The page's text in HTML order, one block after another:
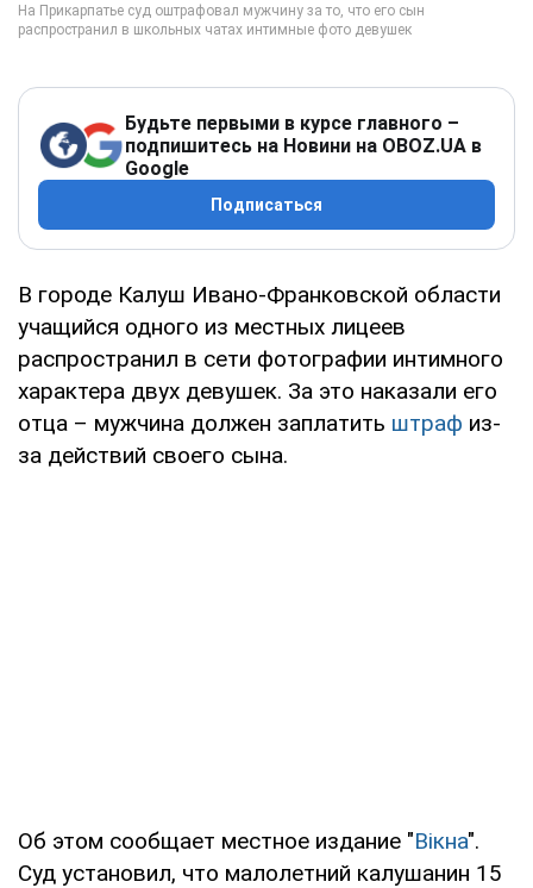
Будьте первыми в курсе главного –
подпишитесь на Новини на OBOZ.UA в
Google
Подписаться
В городе Калуш Ивано-Франковской области
учащийся одного из местных лицеев
распространил в сети фотографии интимного
характера двух девушек. За это наказали его
отца – мужчина должен заплатить штраф из-
за действий своего сына.
Об этом сообщает местное издание "Вікна".
Суд установил, что малолетний калушанин 15